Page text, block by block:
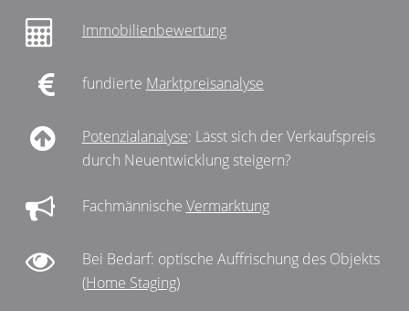
Immobilienbewertung
fundierte Marktpreisanalyse
Potenzialanalyse: Lässt sich der Verkaufspreis
durch Neuentwicklung steigern?
Fachmännische Vermarktung
Bei Bedarf: optische Auffrischung des Objekts
(Home Staging)